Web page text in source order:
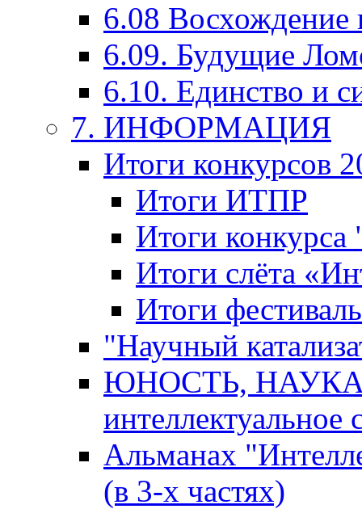
6.08 Восхождение
6.09. Будущие
6.10. Единство и
7. ИНФОРМАЦИЯ
Итоги конкурсов
Итоги ИТПР
Итоги
Итоги слёта
Итоги
"Научный
ЮНОСТЬ,
интеллектуальное
Альманах
(в 3-х частях)